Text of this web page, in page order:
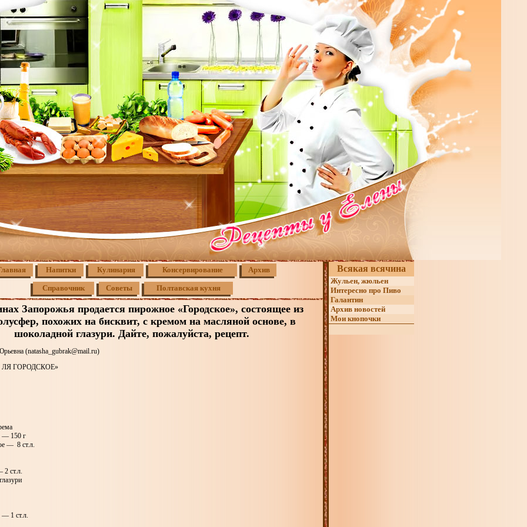
Напитки Кулинария Консервирование Архив
Справочник Советы Полтавская кухня
Запорожья продается пирожное «Городское», состоящее из
похожих на бисквит, с кремом на масляной основе, в
шоколадной глазури. Дайте, пожалуйста, рецепт.
(natasha_gubrak@mail.ru)
ГОРОДСКОЕ»
— 150 г
— 8 ст.л.
2 ст.л.
— 1 ст.л.
Всякая всячина
Жульен, жюльен
Интересно про Пиво
Галантин
Архив новостей
Мои кнопочки